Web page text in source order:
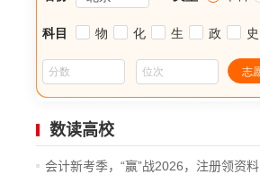
数读高校
会计新考季，“赢”战2026，注册领资料